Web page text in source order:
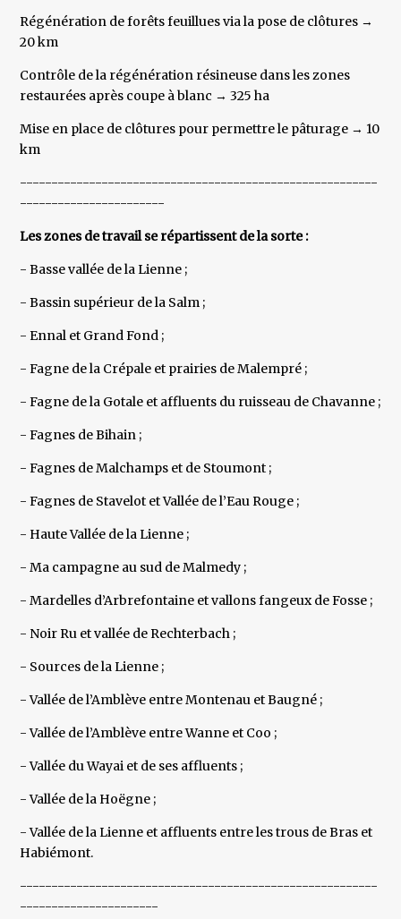
Régénération de forêts feuillues via la pose de clôtures →
20 km
Contrôle de la régénération résineuse dans les zones
restaurées après coupe à blanc → 325 ha
Mise en place de clôtures pour permettre le pâturage → 10
km
---------------------------------------------------------
-----------------------
Les zones de travail se répartissent de la sorte :
- Basse vallée de la Lienne ;
- Bassin supérieur de la Salm ;
- Ennal et Grand Fond ;
- Fagne de la Crépale et prairies de Malempré ;
- Fagne de la Gotale et affluents du ruisseau de Chavanne ;
- Fagnes de Bihain ;
- Fagnes de Malchamps et de Stoumont ;
- Fagnes de Stavelot et Vallée de l’Eau Rouge ;
- Haute Vallée de la Lienne ;
- Ma campagne au sud de Malmedy ;
- Mardelles d’Arbrefontaine et vallons fangeux de Fosse ;
- Noir Ru et vallée de Rechterbach ;
- Sources de la Lienne ;
- Vallée de l’Amblève entre Montenau et Baugné ;
- Vallée de l’Amblève entre Wanne et Coo ;
- Vallée du Wayai et de ses affluents ;
- Vallée de la Hoëgne ;
- Vallée de la Lienne et affluents entre les trous de Bras et
Habiémont.
---------------------------------------------------------
----------------------